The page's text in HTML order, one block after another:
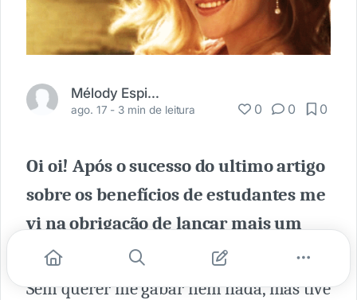
Mélody Espindola
ago. 17 - 3 min de leitura 0 0 0
Oi oi! Após o sucesso do ultimo artigo
sobre os benefícios de estudantes me
vi na obrigação de lançar mais um
pra vocês! 😜
Sem querer me gabar nem nada, mas tive